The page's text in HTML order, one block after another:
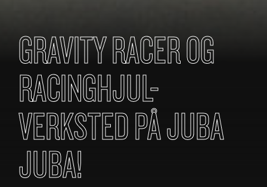
GRAVITY RACER OG
RACINGHJUL-
VERKSTED PÅ JUBA
JUBA!